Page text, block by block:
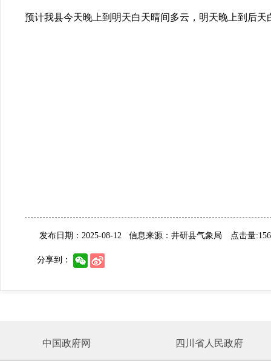
预计我县今天晚上到明天白天晴间多云，明天晚上到后
发布日期：2025-08-12 信息来源：井研县气象局 点击量
分享到：
中国政府网 四川省人民政府